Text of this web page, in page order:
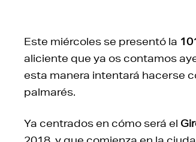
Este miércoles se presentó la
aliciente que ya os contamos
esta manera intentará hacerse
palmarés.
Ya centrados en cómo será el